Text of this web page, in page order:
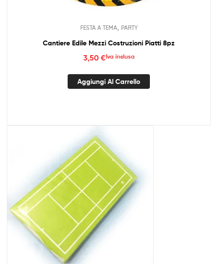
FESTA A TEMA PARTY
Cantiere Edile Mezzi Costruzioni Piatti 8pz
3,50 €Iva inclusa
Aggiungi Al Carrello